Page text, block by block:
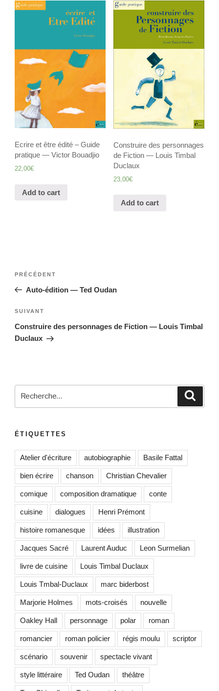
Ecrire et être édité – Guide
pratique — Victor Bouadjio
22,00€
Add to cart
Construire des personnages
de Fiction — Louis Timbal
Duclaux
23,00€
Add to cart
Navigation
l’article
Article
précédent
PRÉCÉDENT
Auto-édition — Ted Oudan
Article
suivant
SUIVANT
Construire des personnages de Fiction — Louis Timbal
Duclaux
ÉTIQUETTES
Atelier d'écriture autobiographie Basile Fattal
bien écrire chanson Christian Chevalier
comique composition dramatique conte
cuisine dialogues Henri Prémont
histoire romanesque idées illustration
Jacques Sacré Laurent Auduc Leon Surmelian
livre de cuisine Louis Timbal Duclaux
Louis Tmbal-Duclaux marc biderbost
Marjorie Holmes mots-croisés nouvelle
Oakley Hall personnage polar roman
romancier roman policier régis moulu scriptor
scénario souvenir spectacle vivant
style littéraire Ted Oudan théâtre